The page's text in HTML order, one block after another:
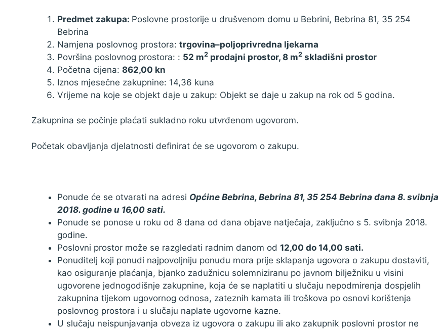
Predmet zakupa: Poslovne prostorije u drušvenom domu u Bebrini, Bebrina 81, 35 254
Bebrina
Namjena poslovnog prostora: trgovina–poljoprivredna ljekarna
Površina poslovnog prostora: : 52 m2 prodajni prostor, 8 m2 skladišni prostor
Početna cijena: 862,00 kn
Iznos mjesečne zakupnine: 14,36 kuna
Vrijeme na koje se objekt daje u zakup: Objekt se daje u zakup na rok od 5 godina.
Zakupnina se počinje plaćati sukladno roku utvrđenom ugovorom.
Početak obavljanja djelatnosti definirat će se ugovorom o zakupu.
Ponude će se otvarati na adresi Općine Bebrina, Bebrina 81, 35 254 Bebrina dana 8. svibnja
2018. godine u 16,00 sati.
Ponude se ponose u roku od 8 dana od dana objave natječaja, zaključno s 5. svibnja 2018.
godine.
Poslovni prostor može se razgledati radnim danom od 12,00 do 14,00 sati.
Ponuditelj koji ponudi najpovoljniju ponudu mora prije sklapanja ugovora o zakupu dostaviti,
kao osiguranje plaćanja, bjanko zadužnicu solemniziranu po javnom bilježniku u visini
ugovorene jednogodišnje zakupnine, koja će se naplatiti u slučaju nepodmirenja dospjelih
zakupnina tijekom ugovornog odnosa, zateznih kamata ili troškova po osnovi korištenja
poslovnog prostora i u slučaju naplate ugovorne kazne.
U slučaju neispunjavanja obveza iz ugovora o zakupu ili ako zakupnik poslovni prostor ne